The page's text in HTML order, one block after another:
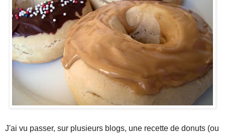
J'ai vu passer, sur plusieurs blogs, une recette de donuts (ou